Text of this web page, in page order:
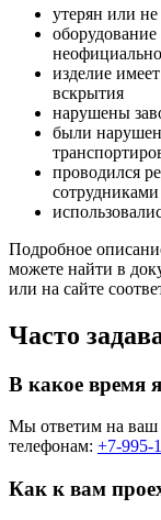
утерян или
неофициально
изделие
вскрытия
нарушены
были
проводился
Подробное
можете найти в
или на сайте
Часто
В какое время
Мы ответим на ваш
телефонам: +7-995-
Как к вам